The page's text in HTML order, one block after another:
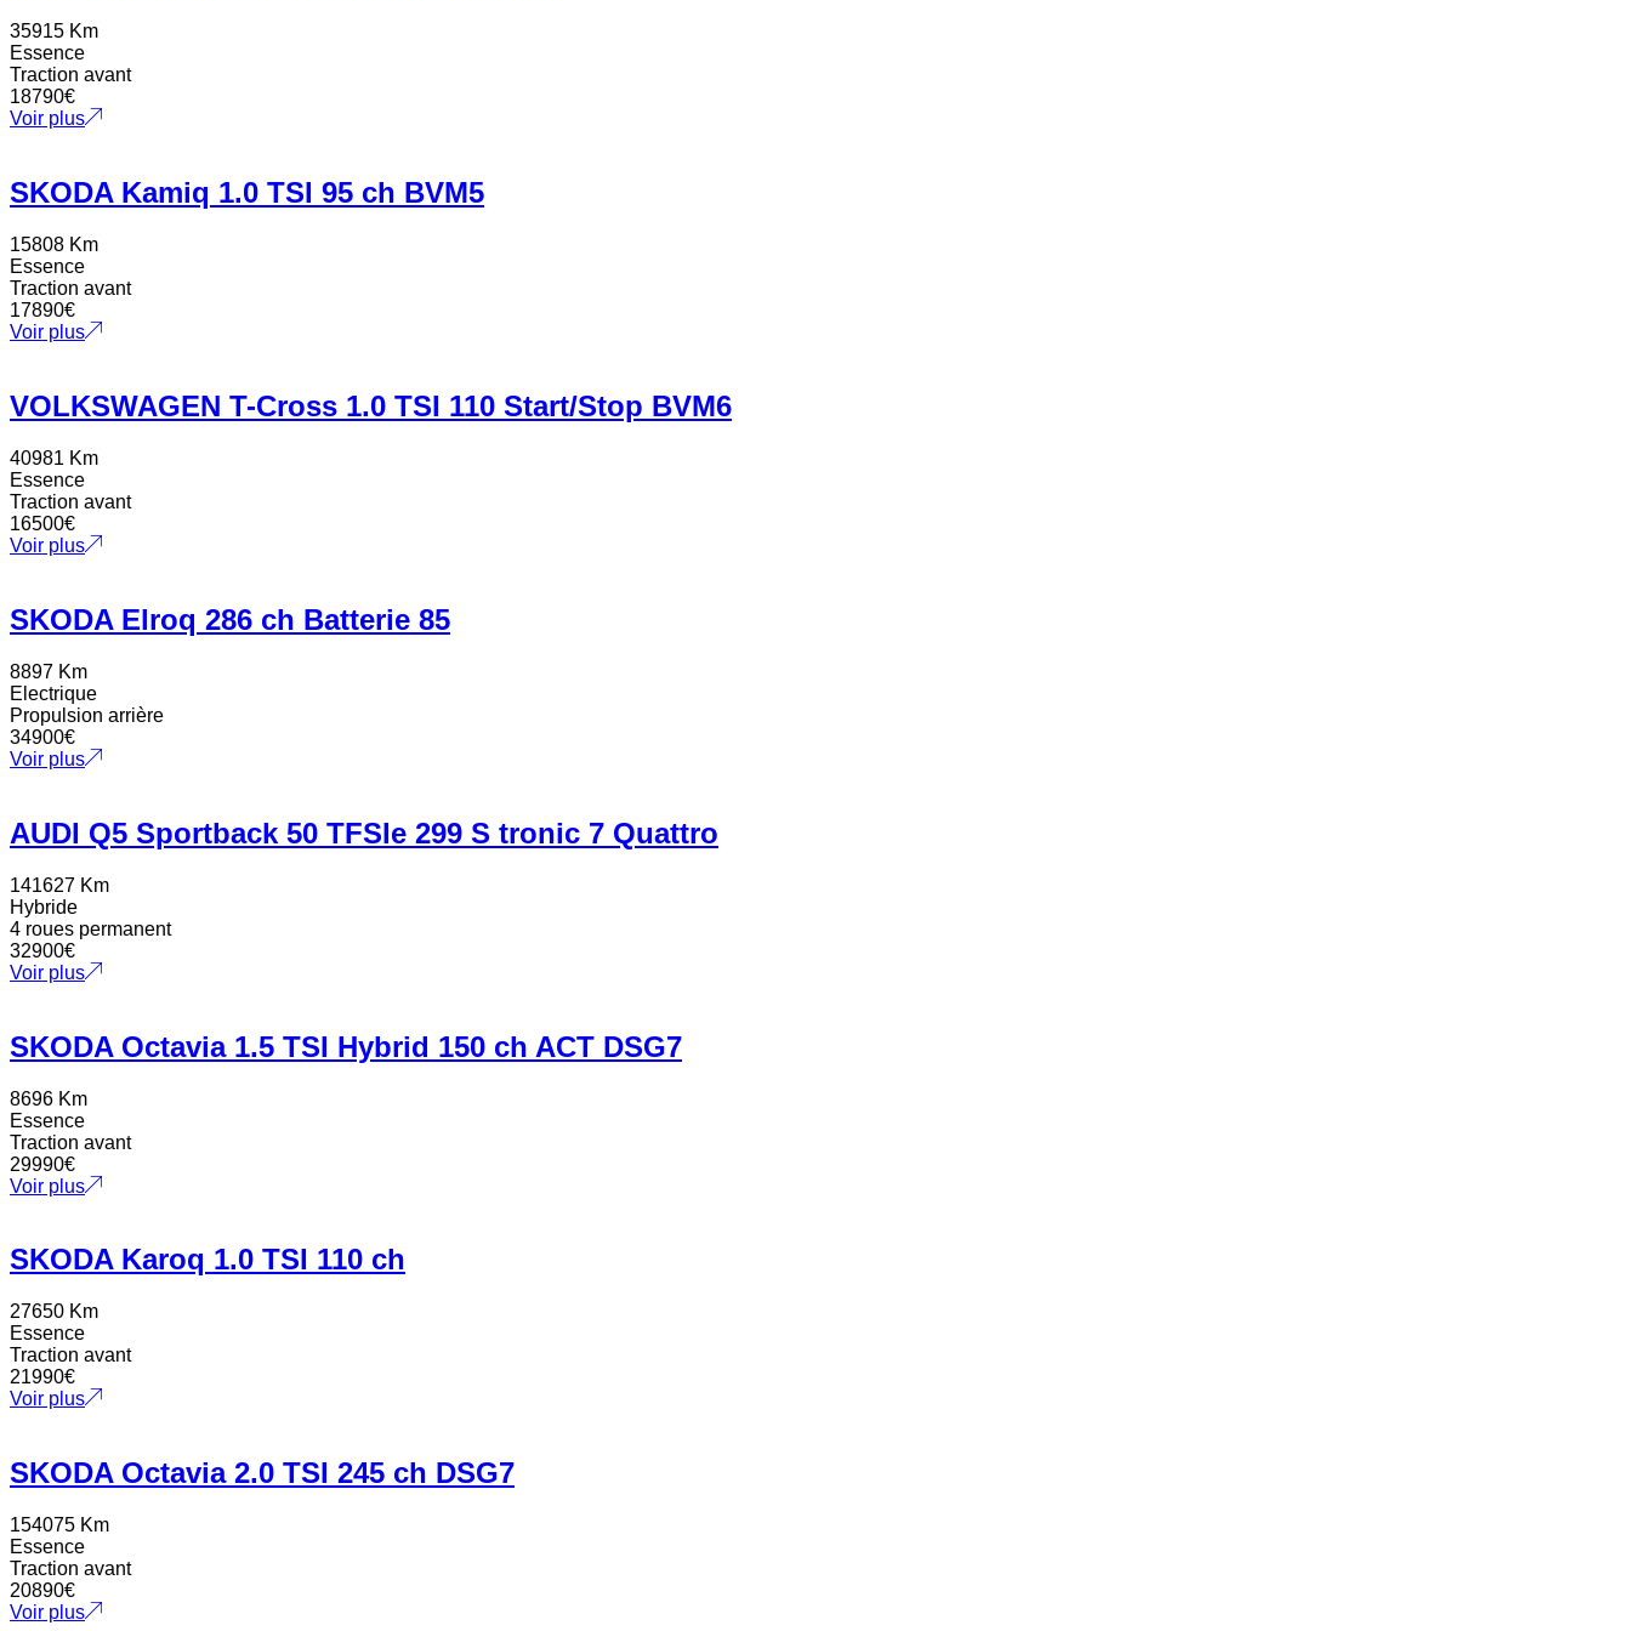
35915 Km
Essence
Traction avant
18790€
Voir plus
SKODA Kamiq 1.0 TSI 95 ch BVM5
15808 Km
Essence
Traction avant
17890€
Voir plus
VOLKSWAGEN T-Cross 1.0 TSI 110 Start/Stop BVM6
40981 Km
Essence
Traction avant
16500€
Voir plus
SKODA Elroq 286 ch Batterie 85
8897 Km
Electrique
Propulsion arrière
34900€
Voir plus
AUDI Q5 Sportback 50 TFSIe 299 S tronic 7 Quattro
141627 Km
Hybride
4 roues permanent
32900€
Voir plus
SKODA Octavia 1.5 TSI Hybrid 150 ch ACT DSG7
8696 Km
Essence
Traction avant
29990€
Voir plus
SKODA Karoq 1.0 TSI 110 ch
27650 Km
Essence
Traction avant
21990€
Voir plus
SKODA Octavia 2.0 TSI 245 ch DSG7
154075 Km
Essence
Traction avant
20890€
Voir plus